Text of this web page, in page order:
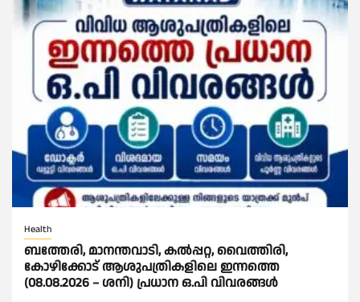
Health
ബത്തേരി, മാനന്തവാടി, കൽപ്പറ്റ, വൈത്തിരി,
കോഴിക്കോട് ആശുപത്രികളിലെ ഇന്നത്തെ
(08.08.2026 – ശനി) പ്രധാന ഒ.പി വിവരങ്ങൾ